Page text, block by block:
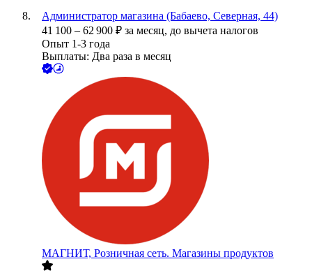
Администратор магазина (Бабаево, Северная, 44)
41 100 – 62 900 ₽ за месяц, до вычета налогов
Опыт 1-3 года
Выплаты: Два раза в месяц
МАГНИТ, Розничная сеть. Магазины продуктов